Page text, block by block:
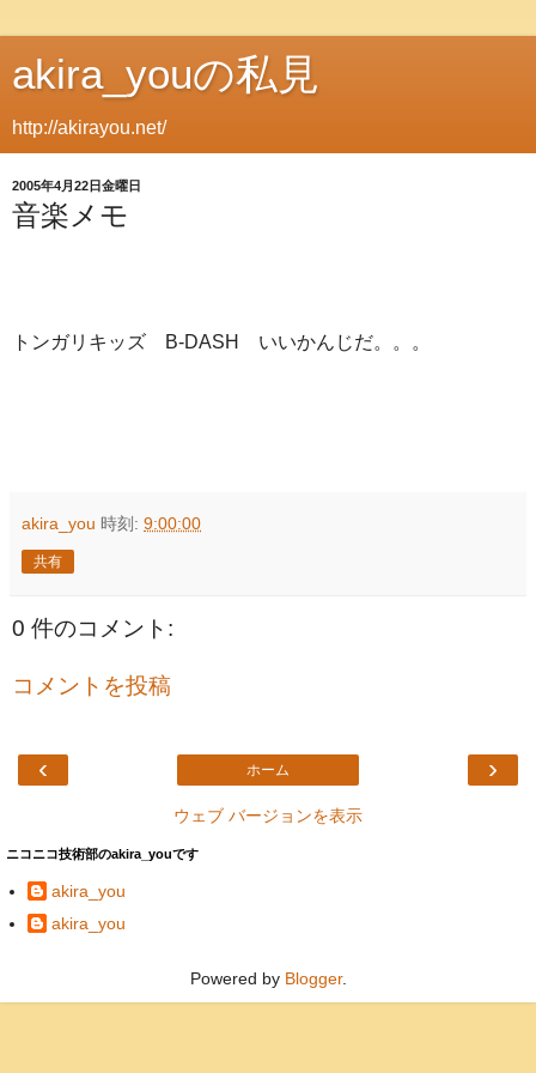
akira_youの私見
http://akirayou.net/
2005年4月22日金曜日
音楽メモ
トンガリキッズ B-DASH いいかんじだ。。。
akira_you 時刻: 9:00:00
共有
0 件のコメント:
コメントを投稿
‹ ›
ホーム
ウェブ バージョンを表示
ニコニコ技術部のakira_youです
akira_you
akira_you
Powered by Blogger.